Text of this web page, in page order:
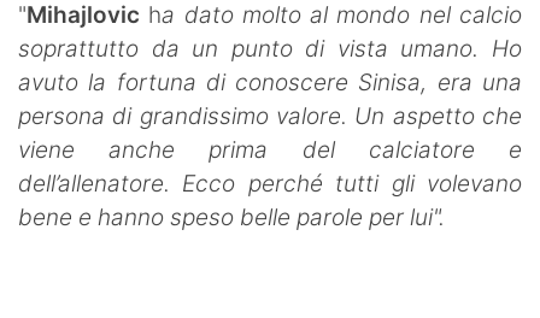
"Mihajlovic ha dato molto al mondo nel calcio
soprattutto da un punto di vista umano. Ho
avuto la fortuna di conoscere Sinisa, era una
persona di grandissimo valore. Un aspetto che
viene anche prima del calciatore e
dell’allenatore. Ecco perché tutti gli volevano
bene e hanno speso belle parole per lui".